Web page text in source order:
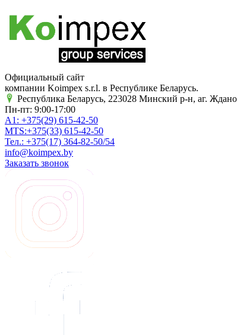
Официальный сайт
компании Koimpex s.r.l. в Республике Беларусь.
Республика Беларусь, 223028 Минский р-н, аг.
Пн-пт: 9:00-17:00
A1: +375(29) 615-42-50
MTS:+375(33) 615-42-50
Тел.: +375(17) 364-82-50/54
info@koimpex.by
Заказать звонок